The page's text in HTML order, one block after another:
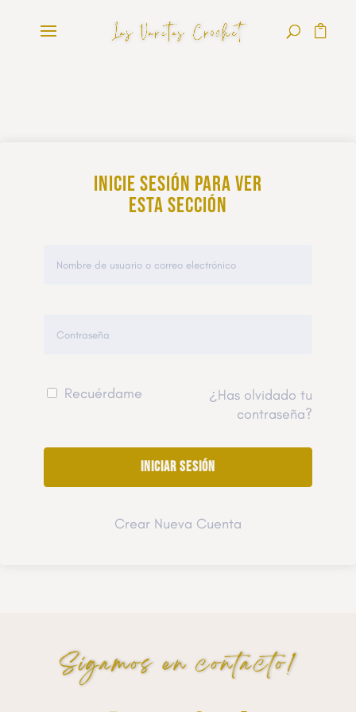
Inicie sesión para ver
esta sección
Recuérdame
¿Has olvidado tu
contraseña?
Crear Nueva Cuenta
Sigamos en contacto!